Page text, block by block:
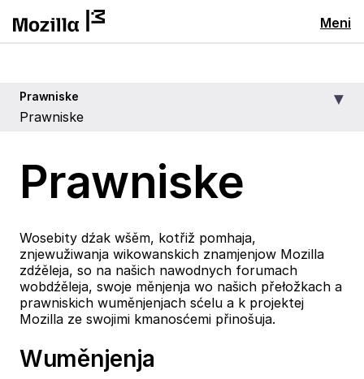
Meni
Prawniske
Prawniske
Prawniske
Wosebity dźak wšěm, kotřiž pomhaja,
znjewužiwanja wikowanskich znamjenjow Mozilla
zdźěleja, so na našich nawodnych forumach
wobdźěleja, swoje měnjenja wo našich přełožkach a
prawniskich wuměnjenjach sćelu a k projektej
Mozilla ze swojimi kmanosćemi přinošuja.
Wuměnjenja